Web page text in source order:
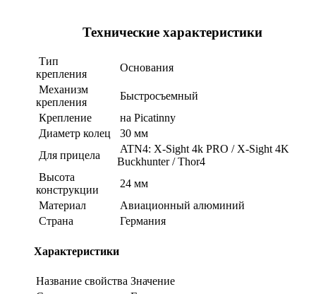
Технические характеристики
Тип
крепления
Основания
Механизм
крепления
Быстросъемный
Крепление
на Picatinny
Диаметр колец
30 мм
Для прицела
ATN4: X-Sight 4k PRO / X-Sight 4K
Buckhunter / Thor4
Высота
конструкции
24 мм
Материал
Авиационный алюминий
Страна
Германия
Характеристики
Название свойства Значение